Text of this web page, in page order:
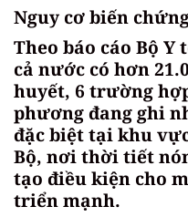
Nguy cơ biến
Theo báo cáo Bộ
cả nước có hơn
huyết, 6 trường
phương đang ghi
đặc biệt tại khu
Bộ, nơi thời tiết
tạo điều kiện cho
triển mạnh.